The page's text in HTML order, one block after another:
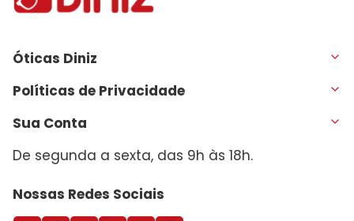
Óticas Diniz
Políticas de Privacidade
Sua Conta
De segunda a sexta, das 9h às 18h.
Nossas Redes Sociais